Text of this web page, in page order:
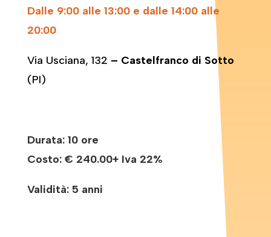
Dalle 9:00 alle 13:00 e dalle 14:00 alle
20:00
Via Usciana, 132 – Castelfranco di Sotto
(PI)
Durata: 10 ore
Costo: € 240.00+ Iva 22%
Validità: 5 anni